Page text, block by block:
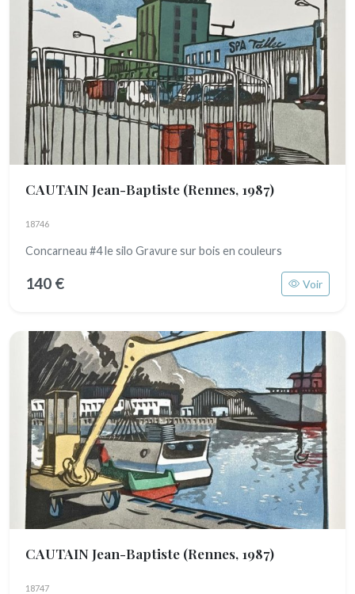
CAUTAIN Jean-Baptiste (Rennes, 1987)
18746
Concarneau #4 le silo Gravure sur bois en couleurs
140 € Voir
CAUTAIN Jean-Baptiste (Rennes, 1987)
18747